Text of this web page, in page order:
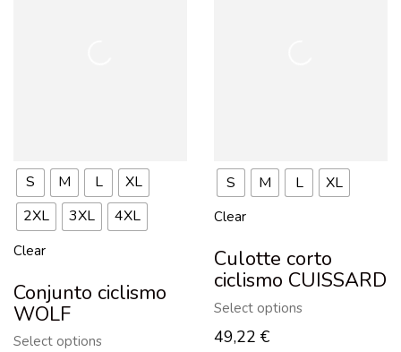
S M L
XL
2XL
3XL 4XL
Clear
Conjunto ciclismo
WOLF
Select options
S M L XL
Clear
Culotte corto
ciclismo CUISSARD
Select options
49,22 €